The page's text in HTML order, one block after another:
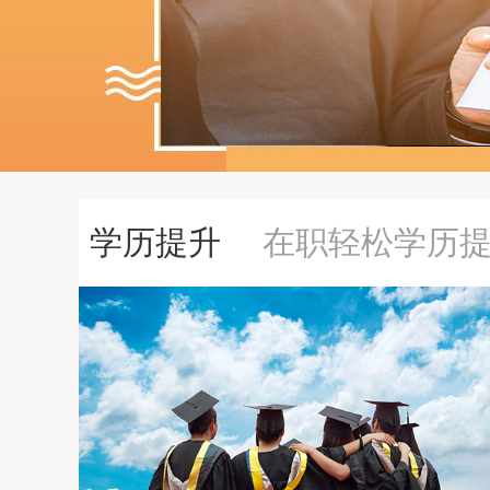
学历提升 在职轻松学历